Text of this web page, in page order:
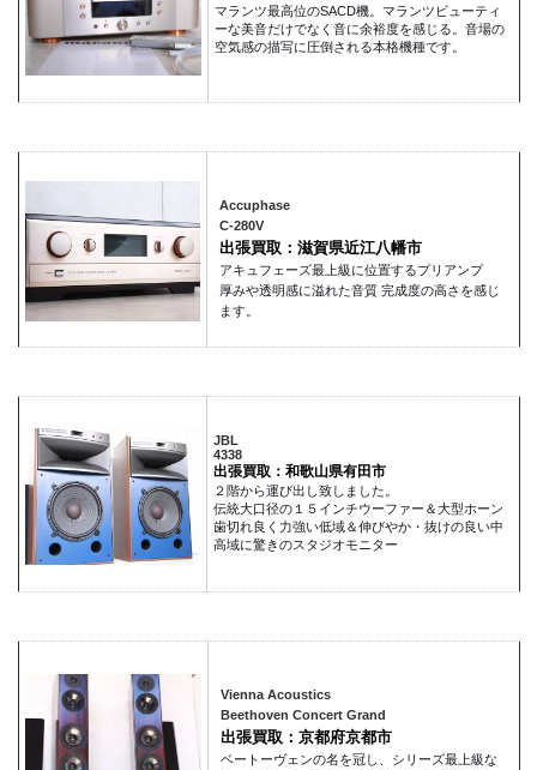
マランツ最高位のSACD機。マランツビューティ
ーな美音だけでなく音に余裕度を感じる。音場の
空気感の描写に圧倒される本格機種です。
Accuphase
C-280V
出張買取：滋賀県近江八幡市
アキュフェーズ最上級に位置するプリアンプ
厚みや透明感に溢れた音質 完成度の高さを感じ
ます。
JBL
4338
出張買取：和歌山県有田市
２階から運び出し致しました。
伝統大口径の１５インチウーファー＆大型ホーン
歯切れ良く力強い低域＆伸びやか・抜けの良い中
高域に驚きのスタジオモニター
Vienna Acoustics
Beethoven Concert Grand
出張買取：京都府京都市
ベートーヴェンの名を冠し、シリーズ最上級な